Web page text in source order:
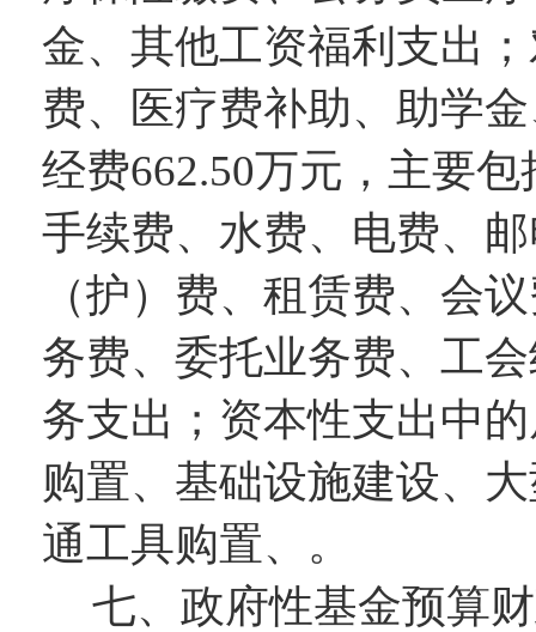
金、其他工资福利支出
费、医疗费补助、助学
经费662.50万元，主要包
手续费、水费、电费、
（护）费、租赁费、会
务费、委托业务费、工
务支出；资本性支出中
购置、基础设施建设、
通工具购置、。
七、政府性基金预算